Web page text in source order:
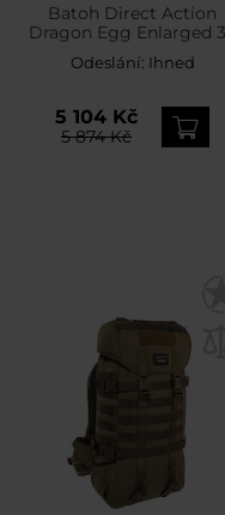
Batoh Direct Action
Dragon Egg Enlarged
l – Multicam
Odeslání: Ihned
5 104 Kč
5 874 Kč